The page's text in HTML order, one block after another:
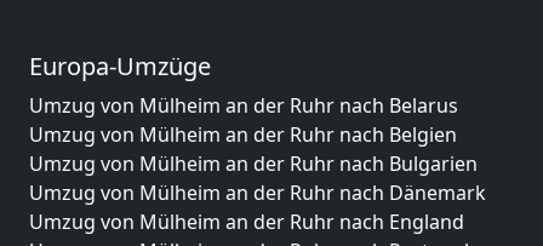
Europa-Umzüge
Umzug von Mülheim an der Ruhr nach Belarus
Umzug von Mülheim an der Ruhr nach Belgien
Umzug von Mülheim an der Ruhr nach Bulgarien
Umzug von Mülheim an der Ruhr nach Dänemark
Umzug von Mülheim an der Ruhr nach England